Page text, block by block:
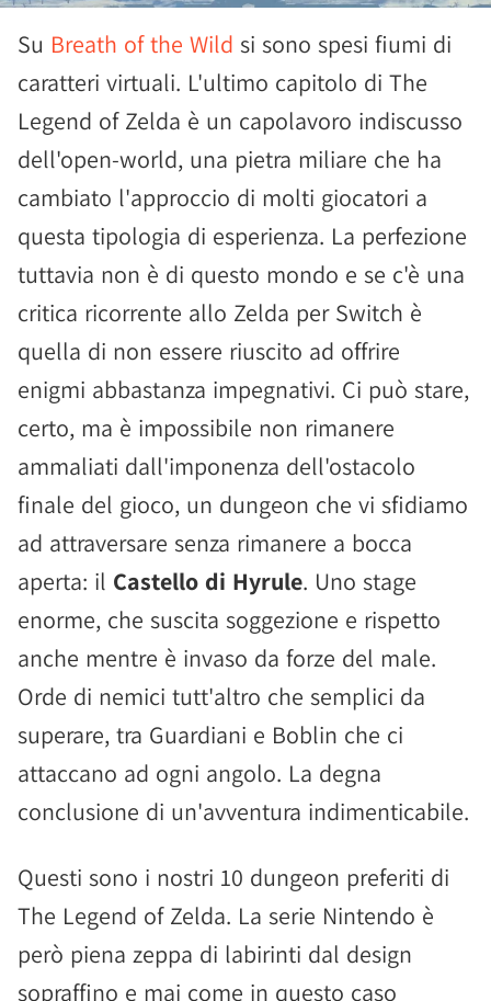
Su Breath of the Wild si sono spesi fiumi di
caratteri virtuali. L'ultimo capitolo di The
Legend of Zelda è un capolavoro indiscusso
dell'open-world, una pietra miliare che ha
cambiato l'approccio di molti giocatori a
questa tipologia di esperienza. La perfezione
tuttavia non è di questo mondo e se c'è una
critica ricorrente allo Zelda per Switch è
quella di non essere riuscito ad offrire
enigmi abbastanza impegnativi. Ci può stare,
certo, ma è impossibile non rimanere
ammaliati dall'imponenza dell'ostacolo
finale del gioco, un dungeon che vi sfidiamo
ad attraversare senza rimanere a bocca
aperta: il Castello di Hyrule. Uno stage
enorme, che suscita soggezione e rispetto
anche mentre è invaso da forze del male.
Orde di nemici tutt'altro che semplici da
superare, tra Guardiani e Boblin che ci
attaccano ad ogni angolo. La degna
conclusione di un'avventura indimenticabile.
Questi sono i nostri 10 dungeon preferiti di
The Legend of Zelda. La serie Nintendo è
però piena zeppa di labirinti dal design
sopraffino e mai come in questo caso